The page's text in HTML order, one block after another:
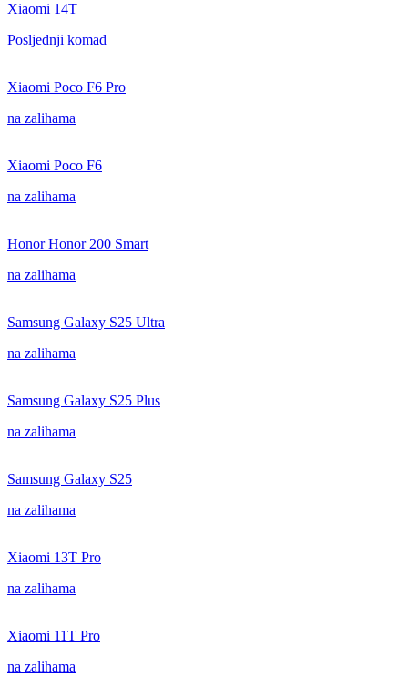
Xiaomi 14T
Posljednji komad
Xiaomi Poco F6 Pro
na zalihama
Xiaomi Poco F6
na zalihama
Honor Honor 200 Smart
na zalihama
Samsung Galaxy S25 Ultra
na zalihama
Samsung Galaxy S25 Plus
na zalihama
Samsung Galaxy S25
na zalihama
Xiaomi 13T Pro
na zalihama
Xiaomi 11T Pro
na zalihama